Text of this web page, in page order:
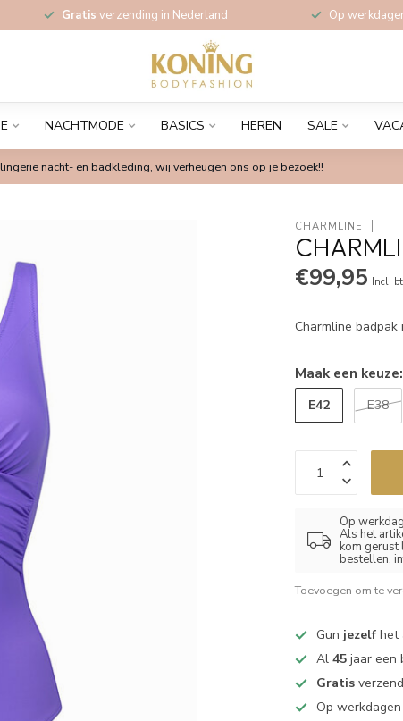
Gratis verzending in Nederland Op
NACHTMODE BASICS HEREN SALE
nacht- en badkleding, wij verheugen ons op je bezoek!!
CHARMLINE
€99,95 Incl.
Charmline
Maak een keuze:
E42 E38
Op
Als het
kom gerust
bestellen,
Toevoegen om te
Gun jezelf het
Al45 jaar een
Gratis
Op